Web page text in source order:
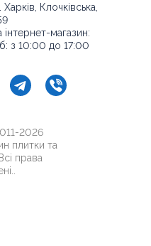
Харків, Клочківська,
інтернет-магазин:
з 10:00 до 17:00
2026
плитки та
права